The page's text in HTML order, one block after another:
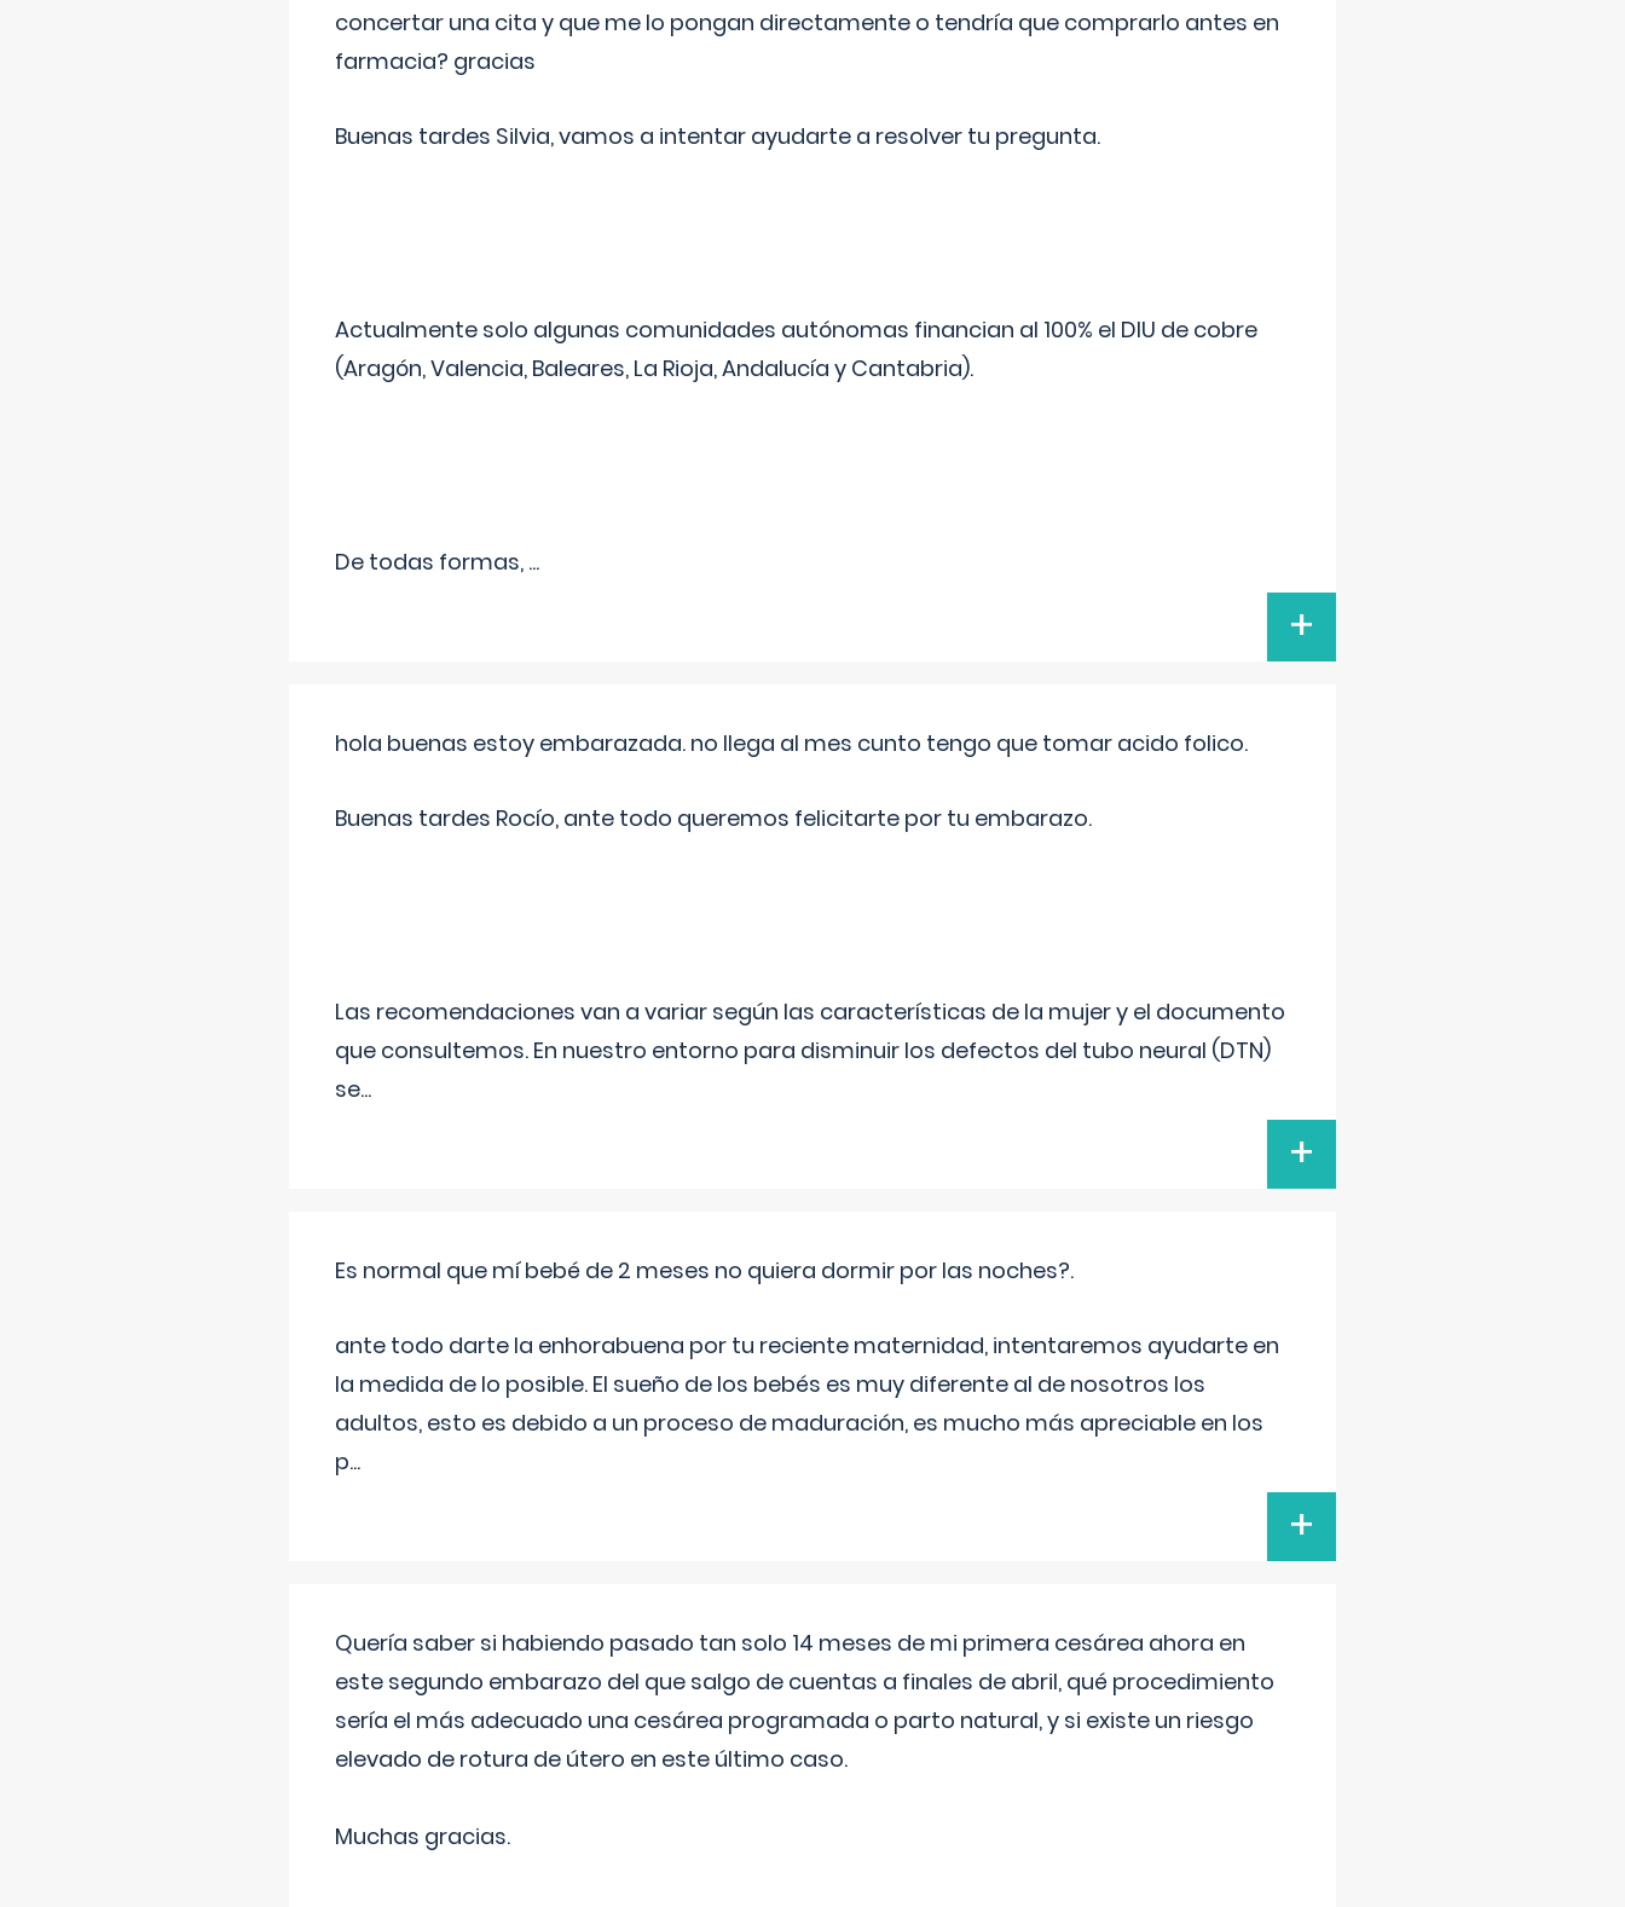
concertar una cita y que me lo pongan directamente o tendría que comprarlo antes en
farmacia? gracias
Buenas tardes Silvia, vamos a intentar ayudarte a resolver tu pregunta.
Actualmente solo algunas comunidades autónomas financian al 100% el DIU de cobre
(Aragón, Valencia, Baleares, La Rioja, Andalucía y Cantabria).
De todas formas, ...
+
hola buenas estoy embarazada. no llega al mes cunto tengo que tomar acido folico.
Buenas tardes Rocío, ante todo queremos felicitarte por tu embarazo.
Las recomendaciones van a variar según las características de la mujer y el documento
que consultemos. En nuestro entorno para disminuir los defectos del tubo neural (DTN)
se...
+
Es normal que mí bebé de 2 meses no quiera dormir por las noches?.
ante todo darte la enhorabuena por tu reciente maternidad, intentaremos ayudarte en
la medida de lo posible. El sueño de los bebés es muy diferente al de nosotros los
adultos, esto es debido a un proceso de maduración, es mucho más apreciable en los
p...
+
Quería saber si habiendo pasado tan solo 14 meses de mi primera cesárea ahora en
este segundo embarazo del que salgo de cuentas a finales de abril, qué procedimiento
sería el más adecuado una cesárea programada o parto natural, y si existe un riesgo
elevado de rotura de útero en este último caso.
Muchas gracias.